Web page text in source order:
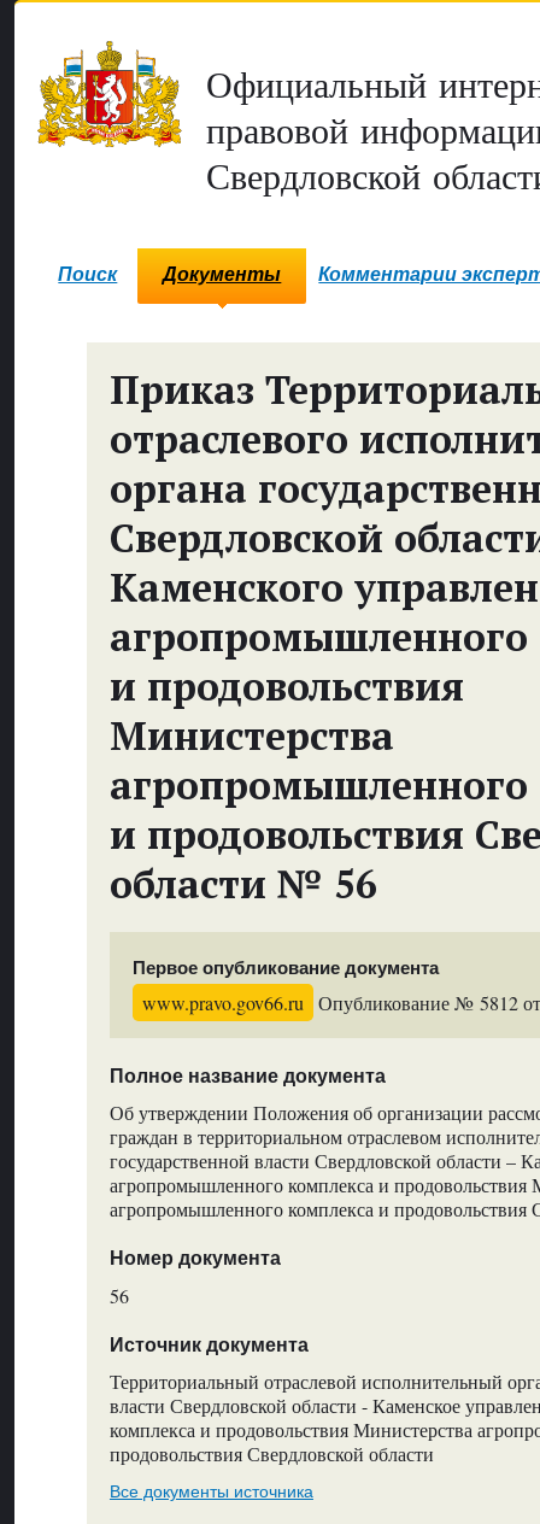
Официальный
правовой
Свердловской
Поиск Документы Комментарии
Приказ
отраслевого
органа
Свердловской
Каменского
агропромышленного
и продовольствия
Министерства
агропромышленного
и продовольствия
области № 56
Первое опубликование документа
www.pravo.gov66.ru Опубликование № 5812
Полное название документа
Об утверждении Положения об организации
граждан в территориальном отраслевом
государственной власти Свердловской области –
агропромышленного комплекса и продовольствия
агропромышленного комплекса и продовольствия
Номер документа
56
Источник документа
Территориальный отраслевой исполнительный
власти Свердловской области - Каменское
комплекса и продовольствия Министерства
продовольствия Свердловской области
Все документы источника